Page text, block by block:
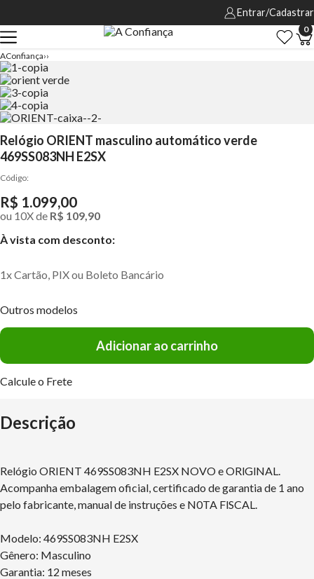
Entrar/Cadastrar
0
AConfiança
Relógio ORIENT masculino automático verde
469SS083NH E2SX
R$ 1.099,00
ou 10X de R$ 109,90
À vista com desconto:
1x Cartão, PIX ou Boleto Bancário
Outros modelos
Adicionar ao carrinho
Calcule o Frete
Descrição
Relógio ORIENT 469SS083NH E2SX NOVO e ORlGlNAL.
Acompanha embalagem oficial, certificado de garantia de 1 ano
pelo fabricante, manual de instruções e N0TA FlSCAL.
Modelo: 469SS083NH E2SX
Gênero: Masculino
Garantia: 12 meses